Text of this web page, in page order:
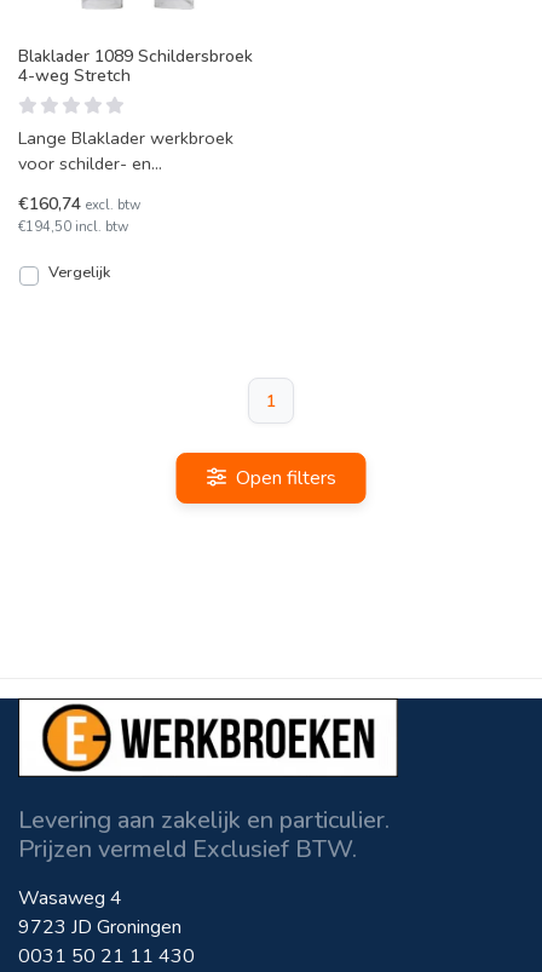
Blaklader 1089 Schildersbroek
4-weg Stretch
Lange Blaklader werkbroek
voor schilder- en
comfortabele en erg rekbare
stof. Ui
€160,74 excl. btw
€194,50 incl. btw
Vergelijk
1
Open filters
Levering aan zakelijk en particulier.
Prijzen vermeld Exclusief BTW.
Wasaweg 4
9723 JD Groningen
0031 50 21 11 430